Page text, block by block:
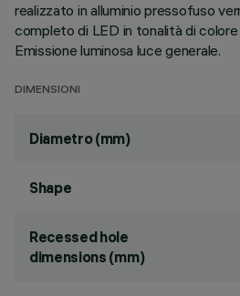
realizzato in alluminio pressofuso
completo di LED in tonalità di
Emissione luminosa luce generale.
DIMENSIONI
Diametro (mm)
Shape
Recessed hole
dimensions (mm)